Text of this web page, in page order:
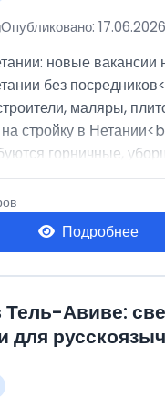
Опубликовано: 17.06.2026
новые вакансии
без
маляры,
стройку в
горничные,
Подробнее
Тель-Авиве:
для